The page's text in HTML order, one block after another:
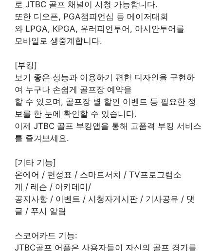
로 JTBC 골프 채널이 시청 가능합니다.
또한 디오픈, PGA챔피언십 등 메이저대회
와 LPGA, KPGA, 유러피언투어, 아시안투어를
모바일로 생중계합니다.
[부킹]
보기 좋은 성능과 이용하기 편한 디자인을 구현하
여 누구나 손쉽게 골프장 예약을
할 수 있으며, 골프장 별 할인 이벤트 등 필요한 정
보를 한 눈에 확인할 수 있습니다.
이제 JTBC 골프 부킹앱을 통해 고품격 부킹 서비스
를 즐겨보세요.
[기타 기능]
온에어 / 편성표 / 스마트서치 / TV프로그램소
개 / 레슨 / 아카데미/
공지사항 / 이벤트 / 시청자게시판 / 기사공유 / 댓
글 / 푸시 알림
스코어카드 기능:
JTBC골프 어플은 사용자들이 자신의 골프 경기를